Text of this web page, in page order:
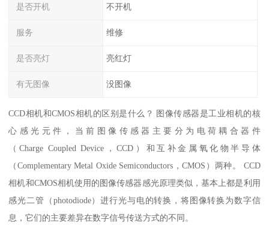
是否开机 不开机
服务 维修
是否亮灯 亮红灯
有无图像 没图像
CCD相机和CMOS相机的区别是什么？ 图像传感器是工业相机的核
心感光元件，当前图像传感器主要分为电荷耦合器件
（Charge Coupled Device，CCD）和互补金属氧化物半导体
（Complementary Metal Oxide Semiconductors，CMOS）两种。 CCD
相机和CMOS相机使用的图像传感器感光原理类似，基本上都是利用
感光二管（photodiode）进行光与电的转换，将图像转换为数字信
息，它们的主要差异在数字信号传送方式的不同。